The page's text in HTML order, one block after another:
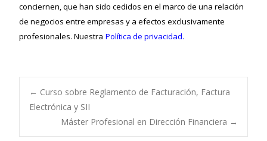
conciernen, que han sido cedidos en el marco de una relación
de negocios entre empresas y a efectos exclusivamente
profesionales. Nuestra Política de privacidad.
Navegación de
← Curso sobre Reglamento de Facturación, Factura
Electrónica y SII
Máster Profesional en Dirección Financiera →